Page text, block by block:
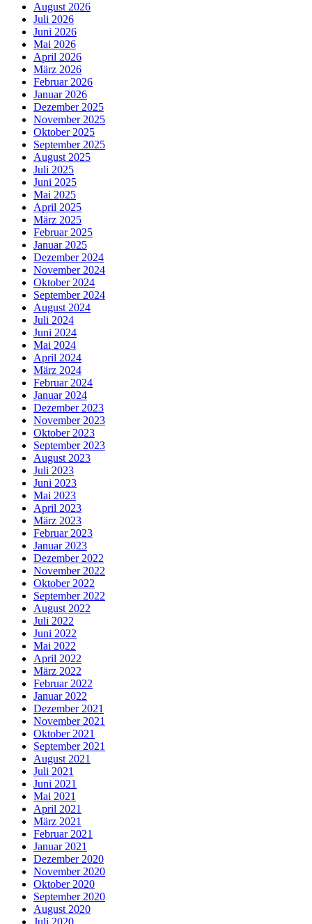
August 2026
Juli 2026
Juni 2026
Mai 2026
April 2026
März 2026
Februar 2026
Januar 2026
Dezember 2025
November 2025
Oktober 2025
September 2025
August 2025
Juli 2025
Juni 2025
Mai 2025
April 2025
März 2025
Februar 2025
Januar 2025
Dezember 2024
November 2024
Oktober 2024
September 2024
August 2024
Juli 2024
Juni 2024
Mai 2024
April 2024
März 2024
Februar 2024
Januar 2024
Dezember 2023
November 2023
Oktober 2023
September 2023
August 2023
Juli 2023
Juni 2023
Mai 2023
April 2023
März 2023
Februar 2023
Januar 2023
Dezember 2022
November 2022
Oktober 2022
September 2022
August 2022
Juli 2022
Juni 2022
Mai 2022
April 2022
März 2022
Februar 2022
Januar 2022
Dezember 2021
November 2021
Oktober 2021
September 2021
August 2021
Juli 2021
Juni 2021
Mai 2021
April 2021
März 2021
Februar 2021
Januar 2021
Dezember 2020
November 2020
Oktober 2020
September 2020
August 2020